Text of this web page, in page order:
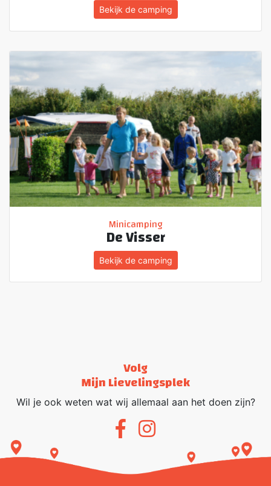
Bekijk de camping
Minicamping
De Visser
Bekijk de camping
Volg
Mijn Lievelingsplek
Wil je ook weten wat wij allemaal aan het doen zijn?